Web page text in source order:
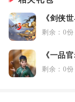
剩余：0份
剩余：0份